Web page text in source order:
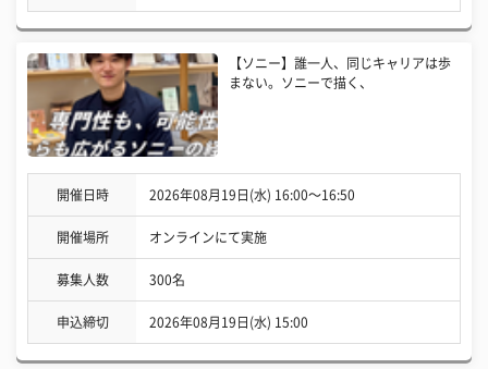
【ソニー】誰一人、同じキャリアは歩
まない。ソニーで描く、
開催日時 2026年08月19日(水) 16:00〜16:50
開催場所 オンラインにて実施
募集人数 300名
申込締切 2026年08月19日(水) 15:00